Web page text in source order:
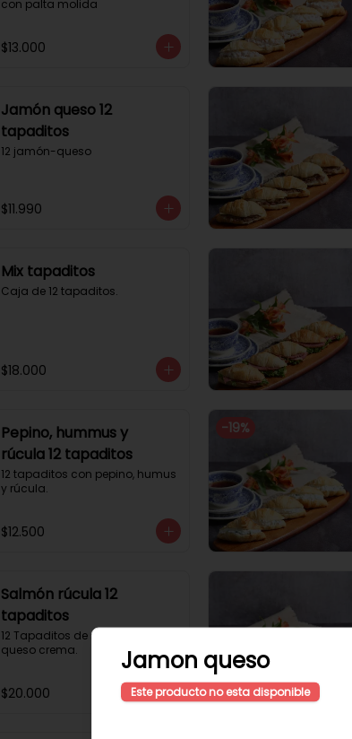
con palta molida
$13.000
Jamón queso 12
tapaditos
12 jamón-queso
$11.990
Mix tapaditos
Caja de 12 tapaditos.
$18.000
Pepino, hummus y
rúcula 12 tapaditos
12 tapaditos con pepino, humus
y rúcula.
$12.500
-19%
Salmón rúcula 12
tapaditos
12 Tapaditos de salmón rúcula,
queso crema.
$20.000
Jamon queso
Este producto no esta disponible